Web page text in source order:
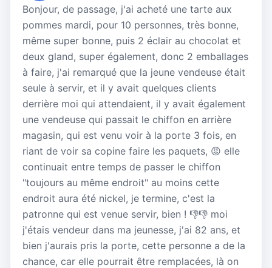
Bonjour, de passage, j'ai acheté une tarte aux
pommes mardi, pour 10 personnes, très bonne,
même super bonne, puis 2 éclair au chocolat et
deux gland, super également, donc 2 emballages
à faire, j'ai remarqué que la jeune vendeuse était
seule à servir, et il y avait quelques clients
derrière moi qui attendaient, il y avait également
une vendeuse qui passait le chiffon en arrière
magasin, qui est venu voir à la porte 3 fois, en
riant de voir sa copine faire les paquets, 😡 elle
continuait entre temps de passer le chiffon
"toujours au même endroit" au moins cette
endroit aura été nickel, je termine, c'est la
patronne qui est venue servir, bien ! 👎👎 moi
j'étais vendeur dans ma jeunesse, j'ai 82 ans, et
bien j'aurais pris la porte, cette personne a de la
chance, car elle pourrait être remplacées, là on